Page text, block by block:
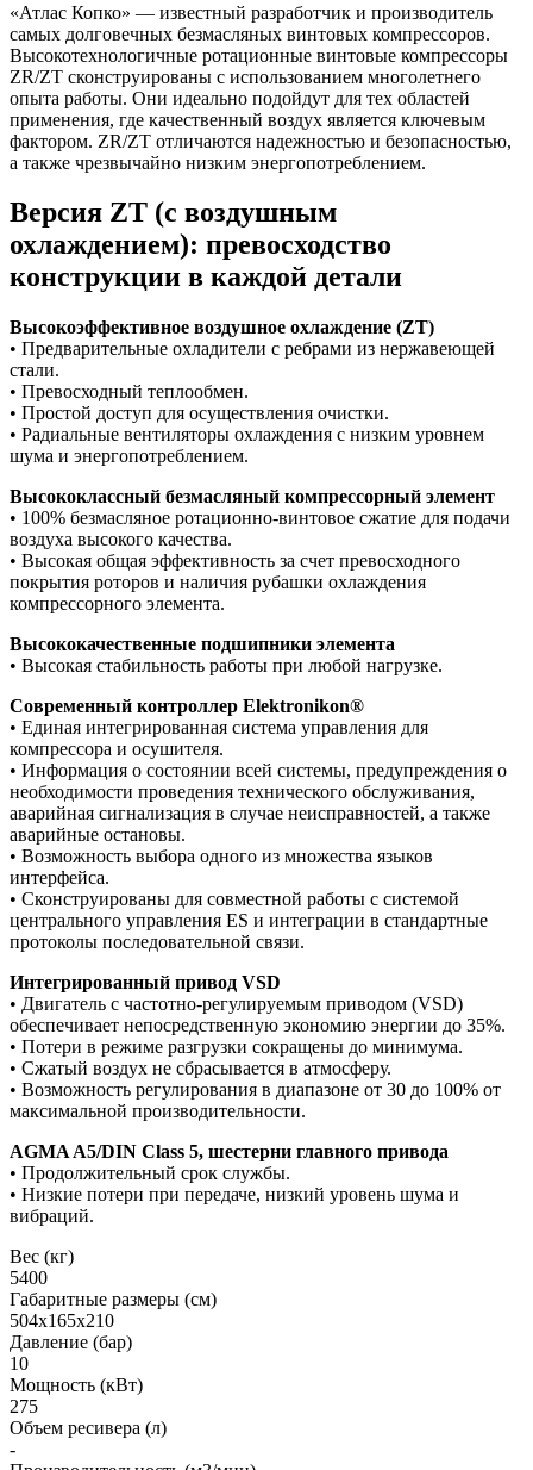
«Атлас Копко» — известный разработчик и производитель
самых долговечных безмасляных винтовых компрессоров.
Высокотехнологичные ротационные винтовые компрессоры
ZR/ZT сконструированы с использованием многолетнего
опыта работы. Они идеально подойдут для тех областей
применения, где качественный воздух является ключевым
фактором. ZR/ZT отличаются надежностью и безопасностью,
а также чрезвычайно низким энергопотреблением.
Версия ZT (с воздушным
охлаждением): превосходство
конструкции в каждой детали
Высокоэффективное воздушное охлаждение (ZT)
• Предварительные охладители с ребрами из нержавеющей
стали.
• Превосходный теплообмен.
• Простой доступ для осуществления очистки.
• Радиальные вентиляторы охлаждения с низким уровнем
шума и энергопотреблением.
Высококлассный безмасляный компрессорный элемент
• 100% безмасляное ротационно-винтовое сжатие для подачи
воздуха высокого качества.
• Высокая общая эффективность за счет превосходного
покрытия роторов и наличия рубашки охлаждения
компрессорного элемента.
Высококачественные подшипники элемента
• Высокая стабильность работы при любой нагрузке.
Современный контроллер Elektronikon®
• Единая интегрированная система управления для
компрессора и осушителя.
• Информация о состоянии всей системы, предупреждения о
необходимости проведения технического обслуживания,
аварийная сигнализация в случае неисправностей, а также
аварийные остановы.
• Возможность выбора одного из множества языков
интерфейса.
• Сконструированы для совместной работы с системой
центрального управления ES и интеграции в стандартные
протоколы последовательной связи.
Интегрированный привод VSD
• Двигатель с частотно-регулируемым приводом (VSD)
обеспечивает непосредственную экономию энергии до 35%.
• Потери в режиме разгрузки сокращены до минимума.
• Сжатый воздух не сбрасывается в атмосферу.
• Возможность регулирования в диапазоне от 30 до 100% от
максимальной производительности.
AGMA A5/DIN Class 5, шестерни главного привода
• Продолжительный срок службы.
• Низкие потери при передаче, низкий уровень шума и
вибраций.
Вес (кг)
5400
Габаритные размеры (см)
504х165х210
Давление (бар)
10
Мощность (кВт)
275
Объем ресивера (л)
-